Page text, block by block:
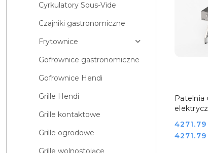
Cyrkulatory Sous-Vide
Czajniki gastronomiczne
Frytownice
Gofrownice gastronomiczne
Gofrownice Hendi
Grille Hendi
Grille kontaktowe
Grille ogrodowe
Grille wolnostojące
Patelnia
778003
Cena:
4271.79
Cena:
4271.79